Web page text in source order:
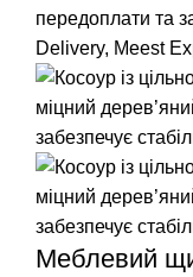
передоплати та
Delivery, Meest
Меблевий